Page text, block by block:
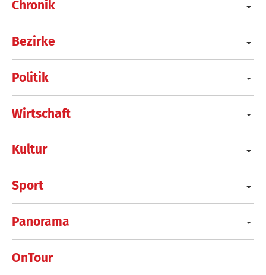
Chronik
Bezirke
Politik
Wirtschaft
Kultur
Sport
Panorama
OnTour